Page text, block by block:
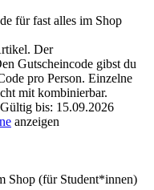
für fast alles im Shop
Der
Gutscheincode gibst du
pro Person. Einzelne
mit kombinierbar.
Gültig bis: 15.09.2026
anzeigen
Shop (für Student*innen)